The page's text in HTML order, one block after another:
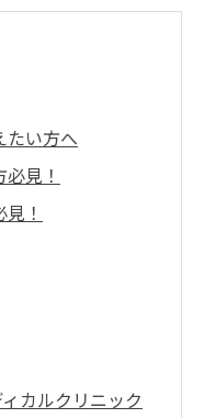
たい方へ
見！
！
カルクリニック